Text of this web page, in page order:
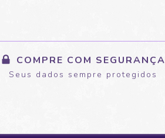
COMPRE COM SEGURANÇA
Seus dados sempre protegidos